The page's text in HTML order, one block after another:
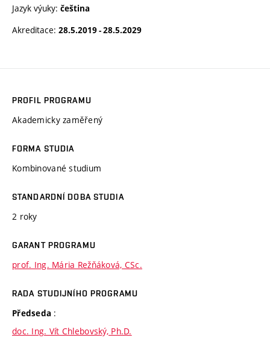
Jazyk výuky: čeština
Akreditace: 28.5.2019 - 28.5.2029
PROFIL PROGRAMU
Akademicky zaměřený
FORMA STUDIA
Kombinované studium
STANDARDNÍ DOBA STUDIA
2 roky
GARANT PROGRAMU
prof. Ing. Mária Režňáková, CSc.
RADA STUDIJNÍHO PROGRAMU
Předseda :
doc. Ing. Vít Chlebovský, Ph.D.